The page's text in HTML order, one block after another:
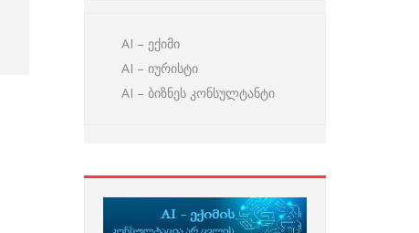
AI – ექიმი
AI – იურისტი
AI – ბიზნეს კონსულტანტი